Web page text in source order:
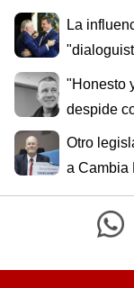
La
"Honesto
despide
Otro
a Cambia